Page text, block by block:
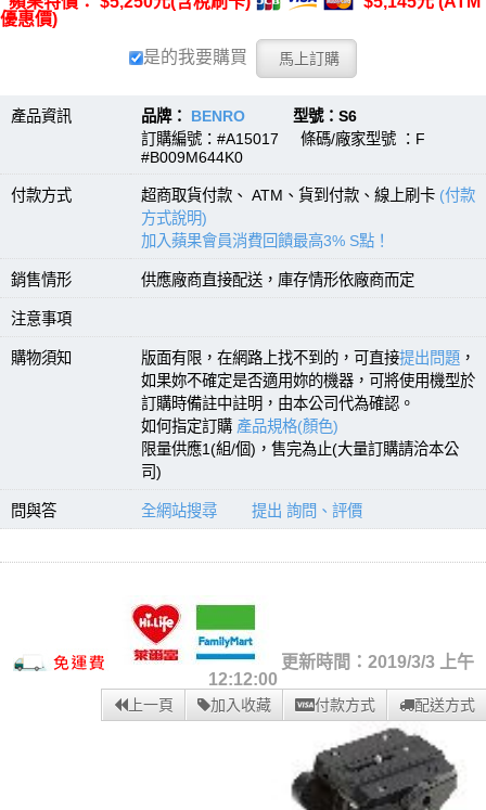
優惠價)
是的我要購買
產品資訊 品牌： BENRO 型號：S6
訂購編號：#A15017 條碼/廠家型號 ：F
#B009M644K0
付款方式 超商取貨付款、 ATM、貨到付款、線上刷卡 (付款
方式說明)
加入蘋果會員消費回饋最高3% S點！
銷售情形 供應廠商直接配送，庫存情形依廠商而定
注意事項
購物須知 版面有限，在網路上找不到的，可直接提出問題 ，
如果妳不確定是否適用妳的機器，可將使用機型於
訂購時備註中註明，由本公司代為確認。
如何指定訂購 產品規格(顏色)
限量供應1(組/個)，售完為止(大量訂購請洽本公
司)
問與答 全網站搜尋 提出 詢問、評價
更新時間：2019/3/3 上午
12:12:00
上一頁 加入收藏 付款方式 配送方式